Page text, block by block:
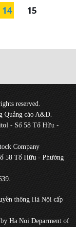
14 15
reserved.
Quảng cáo A&D.
- Số 58 Tố Hữu -
Company
58 Tố Hữu - Phường
thông Hà Nội cấp
Ha Noi Deparment of